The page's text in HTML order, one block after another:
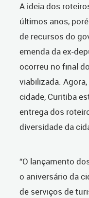
A ideia dos
últimos anos,
de recursos do
emenda da ex-
ocorreu no final
viabilizada.
cidade, Curitiba
entrega dos
diversidade da
“O lançamento
o aniversário da
de serviços de